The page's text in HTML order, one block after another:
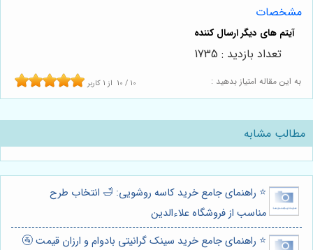
مشخصات
به این مقاله امتیاز بدهید : 10 / 10 از 1 کاربر
تعداد بازدید : 1735
مطالب مشابه
⭐️ راهنمای جامع خرید کاسه روشویی: 🛁 انتخاب طرح
مناسب از فروشگاه علاءالدین
⭐️ راهنمای جامع خرید سینک گرانیتی بادوام و ارزان قیمت 🚰